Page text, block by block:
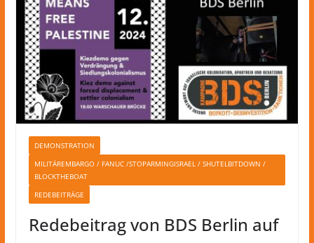
DEMONSTRATION
MILITÄREMBARGO / FANUC /STOPARMINGISRAEL / SHUTELBITDOWN /
BLOCKTHEBOAT
REDEBEITRÄGE
Redebeitrag von BDS Berlin auf